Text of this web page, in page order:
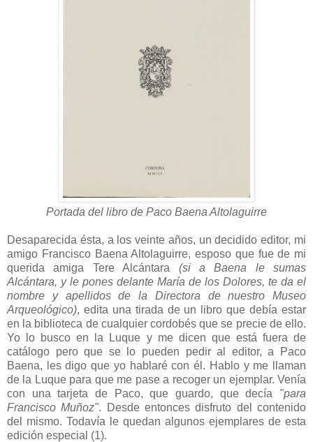
Portada del libro de Paco Baena Altolaguirre
Desaparecida ésta, a los veinte años, un decidido editor, mi
amigo Francisco Baena Altolaguirre, esposo que fue de mi
querida amiga Tere Alcántara (si a Baena le sumas
Alcántara, y le pones delante María de los Dolores, te da el
nombre y apellidos de la Directora de nuestro Museo
Arqueológico), edita una tirada de un libro que debía estar
en la biblioteca de cualquier cordobés que se precie de ello.
Yo lo busco en la Luque y me dicen que está fuera de
catálogo pero que se lo pueden pedir al editor, a Paco
Baena, les digo que yo hablaré con él. Hablo y me llaman
de la Luque para que me pase a recoger un ejemplar. Venía
con una tarjeta de Paco, que guardo, que decía "para
Francisco Muñoz". Desde entonces disfruto del contenido
del mismo. Todavía le quedan algunos ejemplares de esta
edición especial (1).